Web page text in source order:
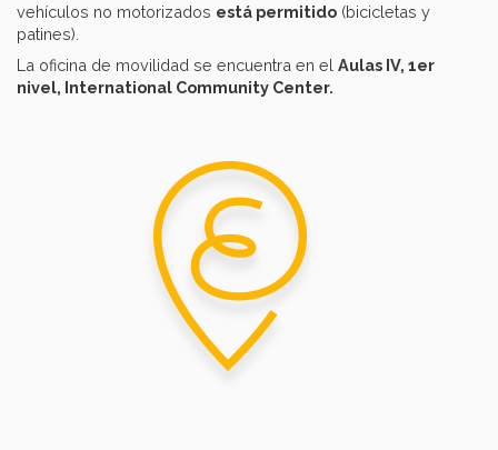
vehículos no motorizados está permitido (bicicletas y
patines).
La oficina de movilidad se encuentra en el Aulas IV, 1er
nivel, International Community Center.